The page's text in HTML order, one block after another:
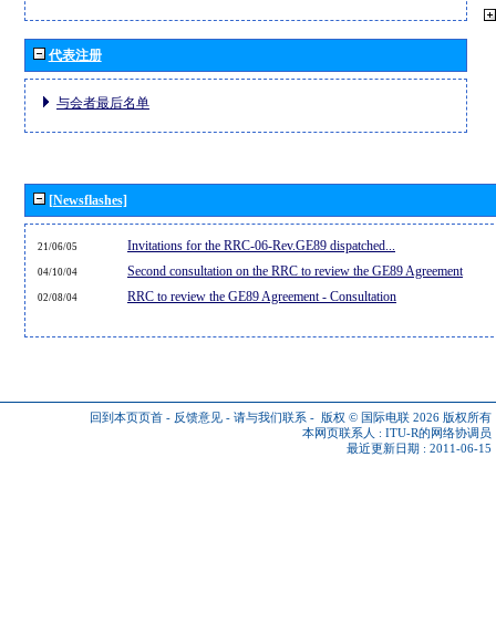
代表注册
与会者最后名单
[Newsflashes]
21/06/05 Invitations for the RRC-06-Rev.GE89 dispatched...
04/10/04 Second consultation on the RRC to review the GE89 Agreement
02/08/04 RRC to review the GE89 Agreement - Consultation
回到本页页首 - 反馈意见 - 请与我们联系 - 版权 © 国际电联 2026 版权所有
本网页联系人 : ITU-R的网络协调员
最近更新日期 : 2011-06-15